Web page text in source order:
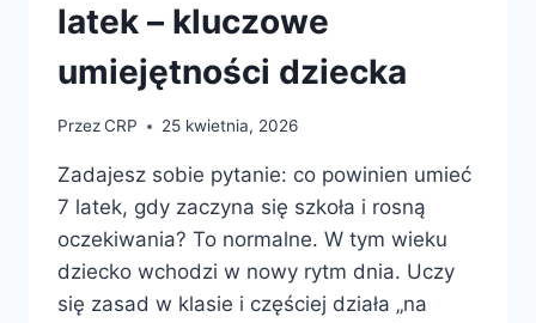
latek – kluczowe
umiejętności dziecka
PrzezCRP 25 kwietnia, 2026
Zadajesz sobie pytanie: co powinien umieć
7 latek, gdy zaczyna się szkoła i rosną
oczekiwania? To normalne. W tym wieku
dziecko wchodzi w nowy rytm dnia. Uczy
się zasad w klasie i częściej działa „na